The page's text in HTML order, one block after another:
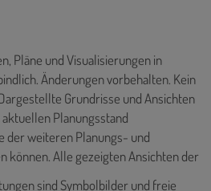
Pläne und Visualisierungen in
Änderungen vorbehalten. Kein
Grundrisse und Ansichten
Planungsstand
der weiteren Planungs- und
können. Alle gezeigten Ansichten der
sind Symbolbilder und freie